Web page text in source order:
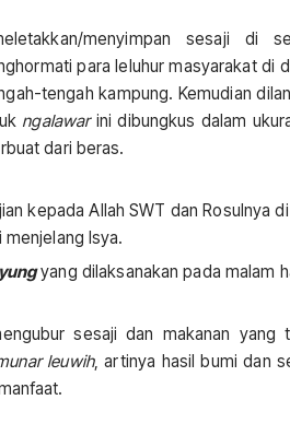
menyimpan sesaji di
para leluhur masyarakat di
tengah kampung. Kemudian
ngalawarini dibungkus dalam
dari beras.
kepada Allah SWT dan Rosulnya
Isya.
yang dilaksanakan pada malam
sesaji dan makanan yang
leuwih, artinya hasil bumi dan